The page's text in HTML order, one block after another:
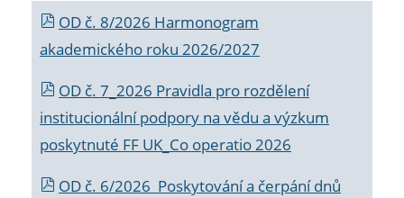
OD č. 8/2026 Harmonogram
akademického roku 2026/2027
OD č. 7_2026 Pravidla pro rozdělení
institucionální podpory na vědu a výzkum
poskytnuté FF UK_Co operatio 2026
OD č. 6/2026 Poskytování a čerpání dnů